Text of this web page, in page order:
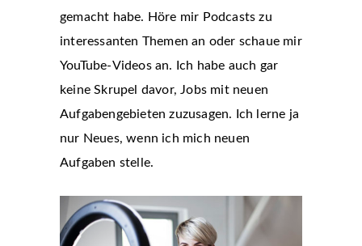
gemacht habe. Höre mir Podcasts zu
interessanten Themen an oder schaue mir
YouTube-Videos an. Ich habe auch gar
keine Skrupel davor, Jobs mit neuen
Aufgabengebieten zuzusagen. Ich lerne ja
nur Neues, wenn ich mich neuen
Aufgaben stelle.